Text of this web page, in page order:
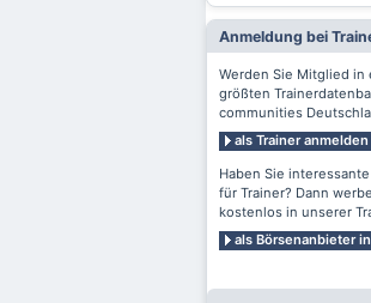
Anmeldung bei
Werden Sie Mitglied in
größten
communities
als Trainer anmelden
Haben Sie
für Trainer? Dann
kostenlos in unserer
als Börsenanbieter